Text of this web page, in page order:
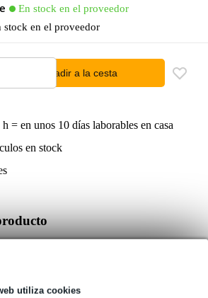
utiliza cookies
En stock en el proveedor
stock en el proveedor
añadir a la cesta
= en unos 10 días laborables en casa
en stock